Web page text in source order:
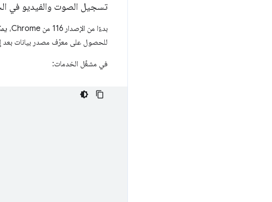
تسجيل الصوت والفيديو في
بدءًا من الإصدار 116 من Chrome، يمكنك طلب بيانات من واجهة برمجة تطبيقات
للحصول على معرّف مصدر بيانات بعد
في مشغّل الخدمات: